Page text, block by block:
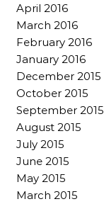
April 2016
March 2016
February 2016
January 2016
December 2015
October 2015
September 2015
August 2015
July 2015
June 2015
May 2015
March 2015